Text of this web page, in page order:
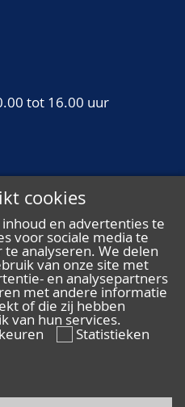
tot 16.00 uur
cookies
en advertenties te
voor sociale media te
analyseren. We delen
van onze site met
en analysepartners
met andere informatie
of die zij hebben
van hun services.
Statistieken